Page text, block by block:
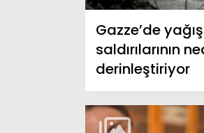
Gazze’de
saldırılarının
derinleştiriyor